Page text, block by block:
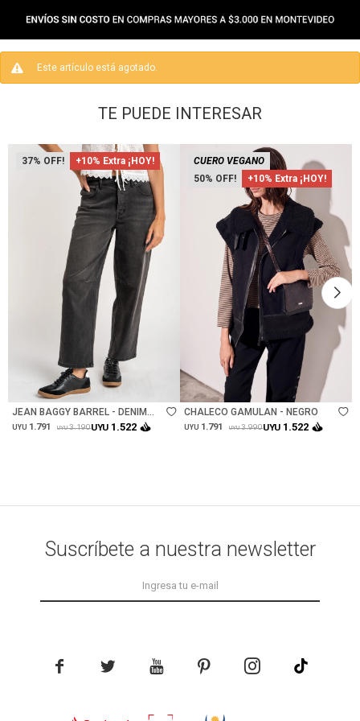
Este artículo está agotado.
TE PUEDE INTERESAR
37 +10% Extra ¡HOY!
Talle
JEAN BAGGY BARREL - DENIM
GRIS
UYU 1.791 UYU 3.190UYU 1.522
50 +10% Extra ¡HOY!
CUERO VEGANO
Talle
CHALECO GAMULAN - NEGRO
UYU 1.791 UYU 3.990UYU 1.522
Suscríbete a nuestra newsletter
    